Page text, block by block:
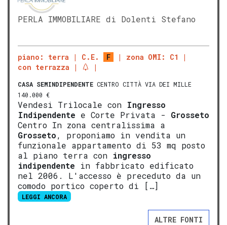
PERLA IMMOBILIARE di Dolenti Stefano
piano: terra C.E. F
zona OMI: C1
con terrazza
CASA SEMINDIPENDENTE CENTRO CITTÀ VIA DEI MILLE
140.000 €
Vendesi Trilocale con Ingresso
Indipendente e Corte Privata - Grosseto
Centro In zona centralissima a
Grosseto, proponiamo in vendita un
funzionale appartamento di 53 mq posto
al piano terra con ingresso
indipendente in fabbricato edificato
nel 2006. L'accesso è preceduto da un
comodo portico coperto di […]
LEGGI ANCORA
ALTRE FONTI